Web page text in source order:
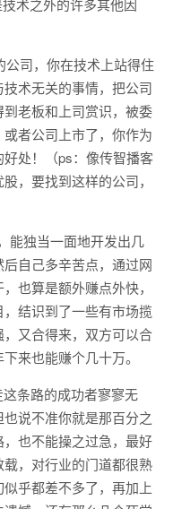
术之外的许多其他因
司，你在技术上站得住
术无关的事情，把公司
老板和上司赏识，被委
者公司上市了，你作为
处！（ps：像传智播客
，要找到这样的公司，
独当一面地开发出几
自己多辛苦点，通过网
也算是额外赚点外快，
结识到了一些有市场揽
又合得来，双方可以合
来也能赚个几十万。
条路的成功者寥寥无
说不准你就是那百分之
也不能操之过急，最好
，对行业的门道都很熟
乎都差不多了，再加上